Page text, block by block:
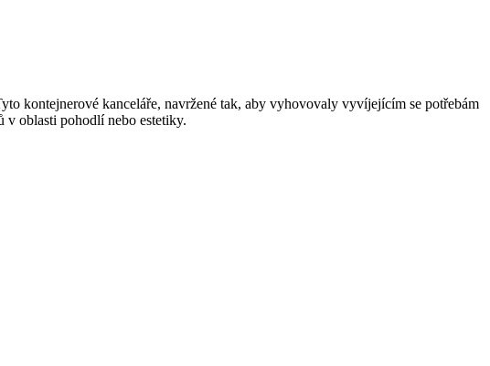
kontejnerové kanceláře, navržené tak, aby vyhovovaly vyvíjejícím se potřebám
v oblasti pohodlí nebo estetiky.